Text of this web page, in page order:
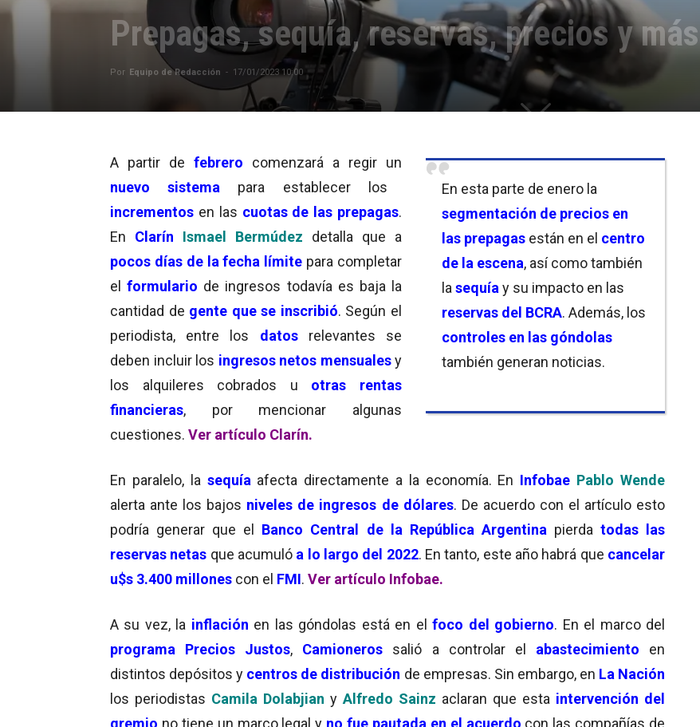
Prepagas, sequía, reservas, precios y más
Por Equipo de Redacción - 17/01/2023 10:00
En esta parte de enero la
segmentación de precios en
las prepagas están en el centro
de la escena, así como también
la sequía y su impacto en las
reservas del BCRA. Además, los
controles en las góndolas
también generan noticias.
A partir de febrero comenzará a regir un
nuevo sistema para establecer los
incrementos en las cuotas de las prepagas.
En Clarín Ismael Bermúdez detalla que a
pocos días de la fecha límite para completar
elformulario de ingresos todavía es baja la
cantidad de gente que se inscribió. Según el
periodista, entre los datosrelevantes se
deben incluir los ingresos netos mensualesy
los alquileres cobrados u otras rentas
financieras, por mencionar algunas
cuestiones. Ver artículo Clarín.
En paralelo, la sequía afecta directamente a la economía. En Infobae Pablo Wende
alerta ante los bajos niveles de ingresos de dólares. De acuerdo con el artículo esto
podría generar que el Banco Central de la República Argentina pierda todas las
reservas netas que acumuló a lo largo del 2022. En tanto, este año habrá que cancelar
u$s 3.400 millones con el FMI. Ver artículo Infobae.
A su vez, la inflación en las góndolas está en el foco del gobierno. En el marco del
programa Precios Justos, Camioneros salió a controlar el abastecimiento en
distintos depósitos y centros de distribución de empresas. Sin embargo, en La Nación
los periodistas Camila Dolabjian y Alfredo Sainz aclaran que esta intervención del
gremio no tiene un marco legal y no fue pautada en el acuerdo con las compañías de